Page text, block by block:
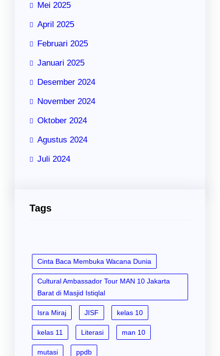
Mei 2025
April 2025
Februari 2025
Januari 2025
Desember 2024
November 2024
Oktober 2024
Agustus 2024
Juli 2024
Tags
Cinta Baca Membuka Wacana Dunia
Cultural Ambassador Tour MAN 10 Jakarta
Barat di Masjid Istiqlal
Isra Miraj JISF kelas 10
kelas 11 Literasi man 10
mutasi ppdb